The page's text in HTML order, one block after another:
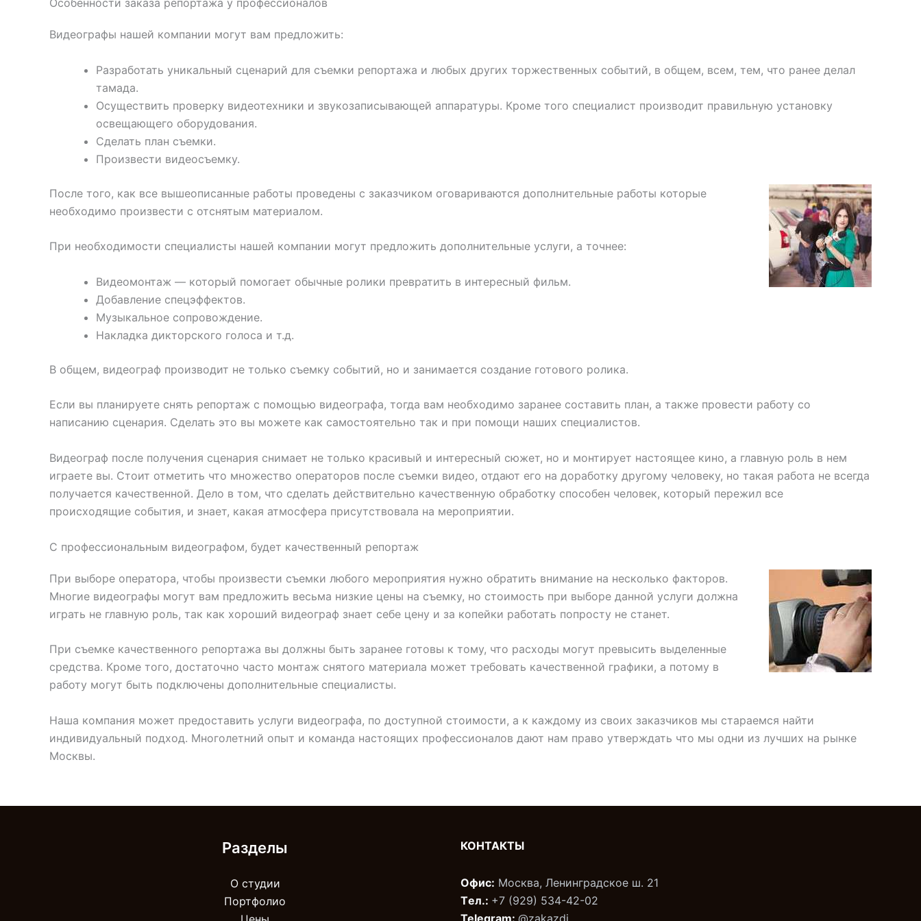
Особенности заказа репортажа у профессионалов
Видеографы нашей компании могут вам предложить:
Разработать уникальный сценарий для съемки репортажа и любых других торжественных событий, в общем, всем, тем, что ранее делал
тамада.
Осуществить проверку видеотехники и звукозаписывающей аппаратуры. Кроме того специалист производит правильную установку
освещающего оборудования.
Сделать план съемки.
Произвести видеосъемку.
После того, как все вышеописанные работы проведены с заказчиком оговариваются дополнительные работы которые
необходимо произвести с отснятым материалом.
При необходимости специалисты нашей компании могут предложить дополнительные услуги, а точнее:
Видеомонтаж — который помогает обычные ролики превратить в интересный фильм.
Добавление спецэффектов.
Музыкальное сопровождение.
Накладка дикторского голоса и т.д.
В общем, видеограф производит не только съемку событий, но и занимается создание готового ролика.
Если вы планируете снять репортаж с помощью видеографа, тогда вам необходимо заранее составить план, а также провести работу со
написанию сценария. Сделать это вы можете как самостоятельно так и при помощи наших специалистов.
Видеограф после получения сценария снимает не только красивый и интересный сюжет, но и монтирует настоящее кино, а главную роль в нем
играете вы. Стоит отметить что множество операторов после съемки видео, отдают его на доработку другому человеку, но такая работа не всегда
получается качественной. Дело в том, что сделать действительно качественную обработку способен человек, который пережил все
происходящие события, и знает, какая атмосфера присутствовала на мероприятии.
С профессиональным видеографом, будет качественный репортаж
При выборе оператора, чтобы произвести съемки любого мероприятия нужно обратить внимание на несколько факторов.
Многие видеографы могут вам предложить весьма низкие цены на съемку, но стоимость при выборе данной услуги должна
играть не главную роль, так как хороший видеограф знает себе цену и за копейки работать попросту не станет.
При съемке качественного репортажа вы должны быть заранее готовы к тому, что расходы могут превысить выделенные
средства. Кроме того, достаточно часто монтаж снятого материала может требовать качественной графики, а потому в
работу могут быть подключены дополнительные специалисты.
Наша компания может предоставить услуги видеографа, по доступной стоимости, а к каждому из своих заказчиков мы стараемся найти
индивидуальный подход. Многолетний опыт и команда настоящих профессионалов дают нам право утверждать что мы одни из лучших на рынке
Москвы.
Разделы
О студии
Портфолио
КОНТАКТЫ
Офис: Москва, Ленинградское ш. 21
Tел.: +7 (929) 534-42-02‬
Telegram: @zakazdj‬